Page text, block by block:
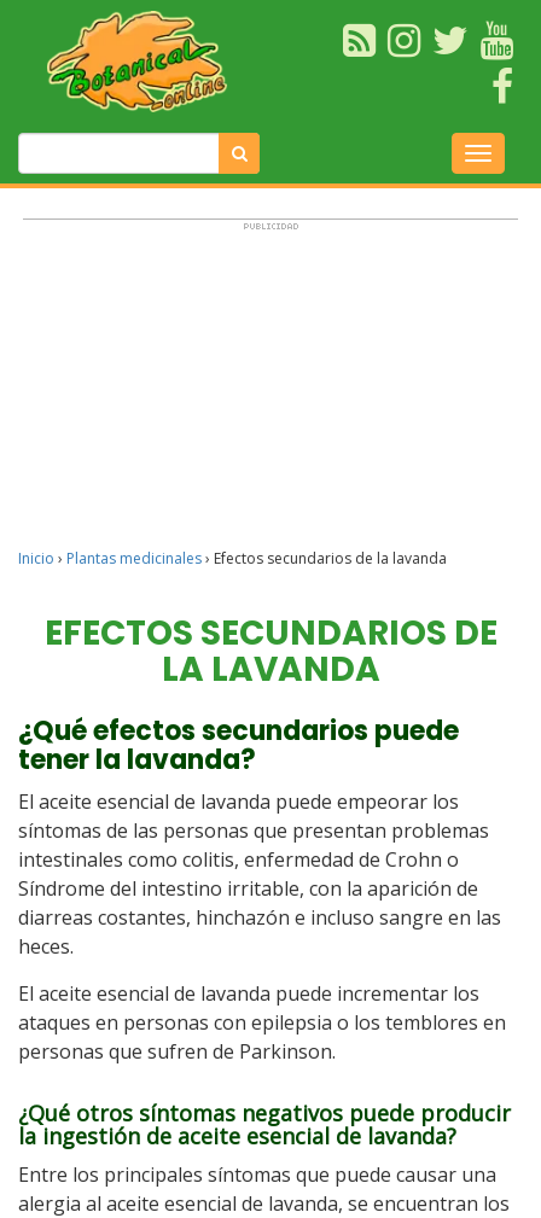
Inicio › Plantas medicinales› Efectos secundarios de la lavanda
EFECTOS SECUNDARIOS DE
LA LAVANDA
¿Qué efectos secundarios puede
tener la lavanda?
El aceite esencial de lavanda puede empeorar los
síntomas de las personas que presentan problemas
intestinales como colitis, enfermedad de Crohn o
Síndrome del intestino irritable, con la aparición de
diarreas costantes, hinchazón e incluso sangre en las
heces.
El aceite esencial de lavanda puede incrementar los
ataques en personas con epilepsia o los temblores en
personas que sufren de Parkinson.
¿Qué otros síntomas negativos puede producir
la ingestión de aceite esencial de lavanda?
Entre los principales síntomas que puede causar una
alergia al aceite esencial de lavanda, se encuentran los